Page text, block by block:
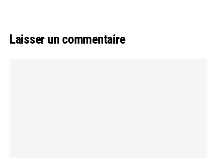
Laisser un commentaire